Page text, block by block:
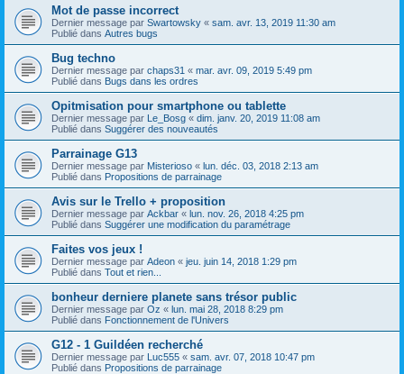
Mot de passe incorrect
Dernier message par Swartowsky « sam. avr. 13, 2019 11:30 am
Publié dans Autres bugs
Bug techno
Dernier message par chaps31 « mar. avr. 09, 2019 5:49 pm
Publié dans Bugs dans les ordres
Opitmisation pour smartphone ou tablette
Dernier message par Le_Bosg « dim. janv. 20, 2019 11:08 am
Publié dans Suggérer des nouveautés
Parrainage G13
Dernier message par Misterioso « lun. déc. 03, 2018 2:13 am
Publié dans Propositions de parrainage
Avis sur le Trello + proposition
Dernier message par Ackbar « lun. nov. 26, 2018 4:25 pm
Publié dans Suggérer une modification du paramétrage
Faites vos jeux !
Dernier message par Adeon « jeu. juin 14, 2018 1:29 pm
Publié dans Tout et rien...
bonheur derniere planete sans trésor public
Dernier message par Oz « lun. mai 28, 2018 8:29 pm
Publié dans Fonctionnement de l'Univers
G12 - 1 Guildéen recherché
Dernier message par Luc555 « sam. avr. 07, 2018 10:47 pm
Publié dans Propositions de parrainage